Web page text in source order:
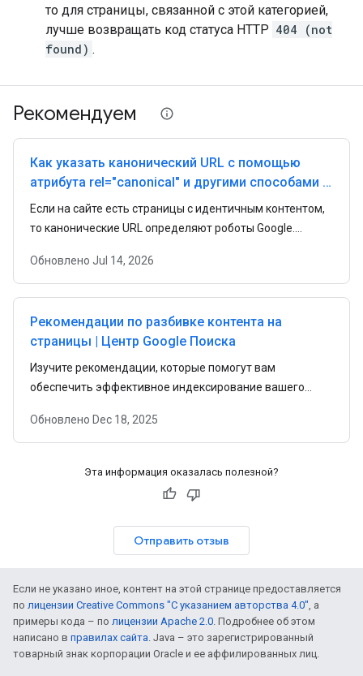
то для страницы, связанной с этой категорией,
лучше возвращать код статуса HTTP 404 (not
found) .
Рекомендуем
Как указать канонический URL с помощью
атрибута rel="canonical" и другими способами |
Центр Google Поиска
Если на сайте есть страницы с идентичным контентом,
то канонические URL определяют роботы Google.
объединить повторяющиеся URL.
Обновлено Jul 14, 2026
Рекомендации по разбивке контента на
страницы | Центр Google Поиска
Изучите рекомендации, которые помогут вам
обеспечить эффективное индексирование вашего
страницы и постепенная загрузка страниц. Узнайте, как
эти функции могут повлиять на показ результатов в
Обновлено Dec 18, 2025
Эта информация оказалась полезной?
Отправить отзыв
Если не указано иное, контент на этой странице предоставляется
по лицензии Creative Commons "С указанием авторства 4.0", а
примеры кода – по лицензии Apache 2.0. Подробнее об этом
написано в правилах сайта. Java – это зарегистрированный
товарный знак корпорации Oracle и ее аффилированных лиц.